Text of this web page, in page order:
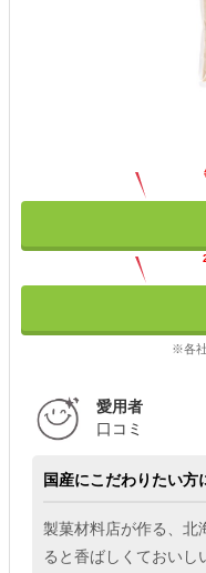
※各
愛用者
口コミ
国産にこだわりたい方
製菓材料店が作る、北
ると香ばしくておいし